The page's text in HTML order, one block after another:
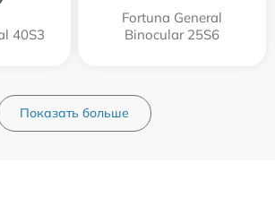
40S3
Fortuna General
Binocular 25S6
Показать больше